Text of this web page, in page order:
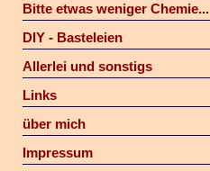
Bitte etwas weniger Chemie...
DIY - Basteleien
Allerlei und sonstigs
Links
über mich
Impressum